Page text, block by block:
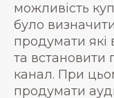
можливість
було
продумати які
та встановити
канал. При
продумати